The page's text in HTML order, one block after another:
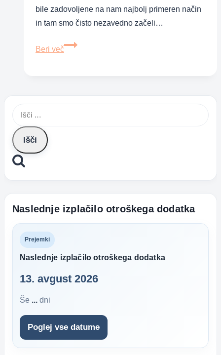
bile zadovoljene na nam najbolj primeren način
in tam smo čisto nezavedno začeli…
Beri več
Ali
otroštvo?
Išči:
Naslednje izplačilo otroškega dodatka
Prejemki
Naslednje izplačilo otroškega dodatka
13. avgust 2026
Še ... dni
Poglej vse datume